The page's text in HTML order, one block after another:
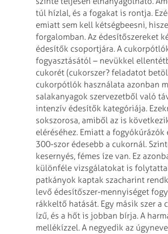
túl hízlal, és a fogakat is rontja.
emiatt sem kell kétségbeesni,
forgalomban. Az édesítőszereket
édesítők csoportjára. A
fogyasztásától – nevükkel
cukorét (cukorszer? feladatot
cukorpótlók használata azonban
salakanyagok szervezetből való
intenzív édesítők kategóriája.
sokszorosa, amiből az is
eléréséhez. Emiatt a
300-szor édesebb a cukornál.
kesernyés, fémes íze van. Ez
különféle vizsgálatokat is
patkányok kaptak szacharint
levő édesítőszer-mennyiséget
rákkeltő hatását. Egy másik szer a
ízű, és a hőt is jobban bírja. A
mellékízzel. A negyedik az